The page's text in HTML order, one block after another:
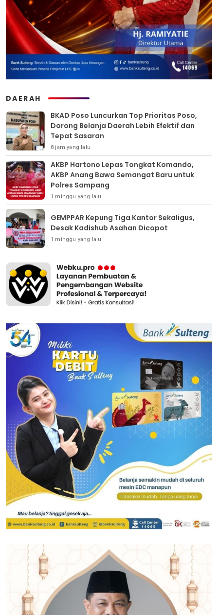
DAERAH
BKAD Poso Luncurkan Top Prioritas Poso,
Dorong Belanja Daerah Lebih Efektif dan
Tepat Sasaran
8 jam yang lalu
AKBP Hartono Lepas Tongkat Komando,
AKBP Anang Bawa Semangat Baru untuk
Polres Sampang
1 minggu yang lalu
GEMPPAR Kepung Tiga Kantor Sekaligus,
Desak Kadishub Asahan Dicopot
1 minggu yang lalu